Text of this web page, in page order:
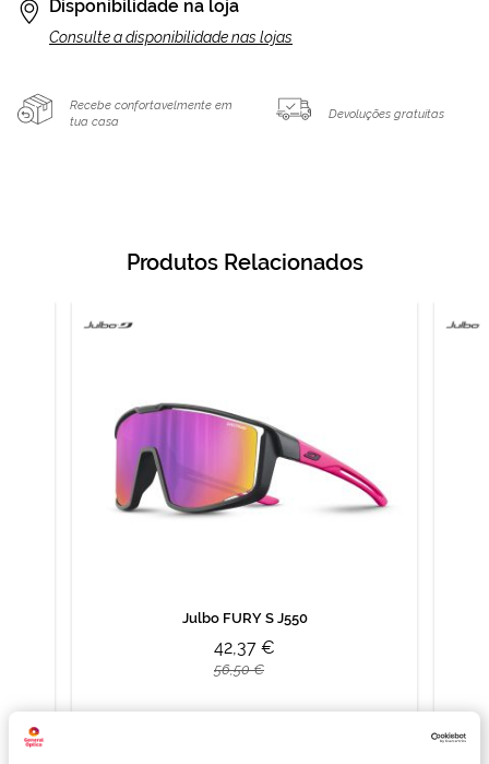
Disponibilidade na loja
Consulte a disponibilidade nas lojas
Recebe confortavelmente em
tua casa
Devoluções gratuitas
Produtos Relacionados
Julbo FURY S J550
42,37 €
56,50 €